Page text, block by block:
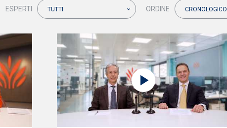
ESPERTI TUTTI ORDINE CRONOLOGICO